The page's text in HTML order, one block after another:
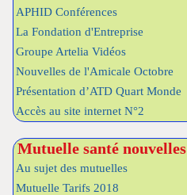
APHID Conférences
La Fondation d'Entreprise
Groupe Artelia Vidéos
Nouvelles de l'Amicale Octobre
Présentation d’ATD Quart Monde
Accès au site internet N°2
Mutuelle santé nouvelles
Au sujet des mutuelles
Mutuelle Tarifs 2018